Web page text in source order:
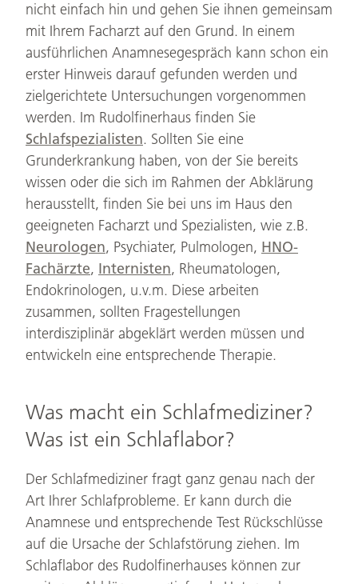
nicht einfach hin und gehen Sie ihnen gemeinsam
mit Ihrem Facharzt auf den Grund. In einem
ausführlichen Anamnesegespräch kann schon ein
erster Hinweis darauf gefunden werden und
zielgerichtete Untersuchungen vorgenommen
werden. Im Rudolfinerhaus finden Sie
Schlafspezialisten. Sollten Sie eine
Grunderkrankung haben, von der Sie bereits
wissen oder die sich im Rahmen der Abklärung
herausstellt, finden Sie bei uns im Haus den
geeigneten Facharzt und Spezialisten, wie z.B.
Neurologen, Psychiater, Pulmologen, HNO-
Fachärzte, Internisten, Rheumatologen,
Endokrinologen, u.v.m. Diese arbeiten
zusammen, sollten Fragestellungen
interdisziplinär abgeklärt werden müssen und
entwickeln eine entsprechende Therapie.
Was macht ein Schlafmediziner?
Was ist ein Schlaflabor?
Der Schlafmediziner fragt ganz genau nach der
Art Ihrer Schlafprobleme. Er kann durch die
Anamnese und entsprechende Test Rückschlüsse
auf die Ursache der Schlafstörung ziehen. Im
Schlaflabor des Rudolfinerhauses können zur